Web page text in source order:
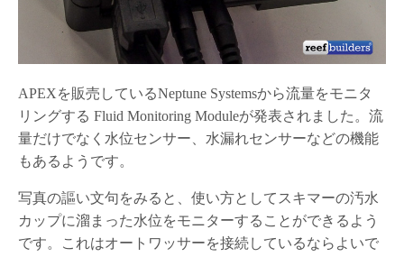
APEXを販売しているNeptune Systemsから流量をモニタ
リングする Fluid Monitoring Moduleが発表されました。流
量だけでなく水位センサー、水漏れセンサーなどの機能
もあるようです。
写真の謳い文句をみると、使い方としてスキマーの汚水
カップに溜まった水位をモニターすることができるよう
です。これはオートワッサーを接続しているならよいで